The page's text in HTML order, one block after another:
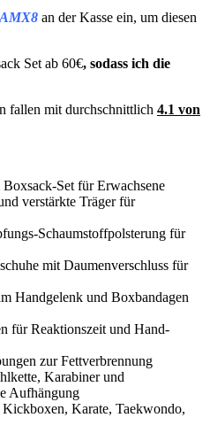
an der Kasse ein, um diesen
Set ab 60€, sodass ich die
fallen mit durchschnittlich 4.1 von
Set für Erwachsene
verstärkte Träger für
Schaumstoffpolsterung für
mit Daumenverschluss für
Handgelenk und Boxbandagen
für Reaktionszeit und Hand-
zur Fettverbrennung
Karabiner und
Aufhängung
Karate, Taekwondo,